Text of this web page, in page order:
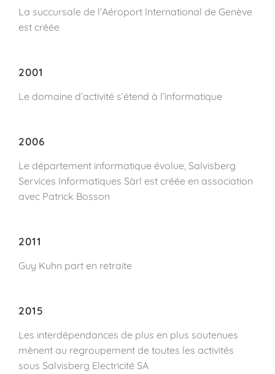
La succursale de l’Aéroport International de Genève
est créée
2001
Le domaine d’activité s’étend à l’informatique
2006
Le département informatique évolue, Salvisberg
Services Informatiques Sàrl est créée en association
avec Patrick Bosson
2011
Guy Kuhn part en retraite
2015
Les interdépendances de plus en plus soutenues
mènent au regroupement de toutes les activités
sous Salvisberg Electricité SA